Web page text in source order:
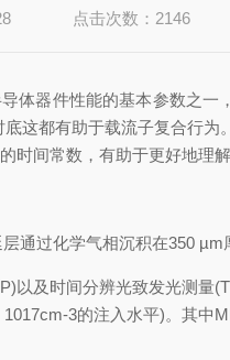
点击次数：2146
器件性能的基本参数之一
和衬底这都有助于载流子复合
常数，有助于更好地理解这
通过化学气相沉积在350 µm
以及时间分辨光致发光测量
3的注入水平)。其中